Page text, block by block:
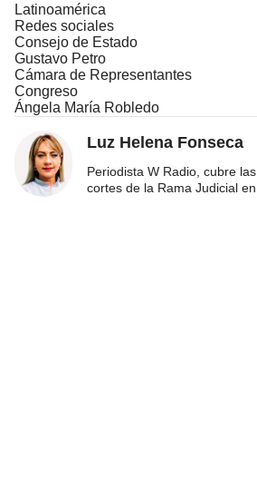
Latinoamérica
Redes sociales
Consejo de Estado
Gustavo Petro
Cámara de Representantes
Congreso
Ángela María Robledo
Luz Helena Fonseca
Periodista W Radio, cubre
cortes de la Rama Judicial en